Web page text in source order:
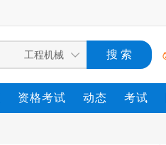
资格考试 动态 考试